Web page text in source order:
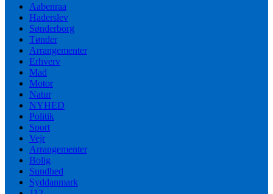
Aabenraa
Haderslev
Sønderborg
Tønder
Arrangementer
Erhverv
Mad
Motor
Natur
NYHED
Politik
Sport
Vejr
Arrangementer
Bolig
Sundhed
Syddanmark